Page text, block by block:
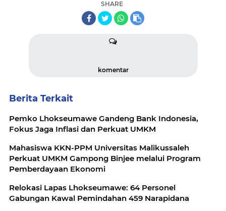
SHARE
komentar
Berita Terkait
Pemko Lhokseumawe Gandeng Bank Indonesia,
Fokus Jaga Inflasi dan Perkuat UMKM
Mahasiswa KKN-PPM Universitas Malikussaleh
Perkuat UMKM Gampong Binjee melalui Program
Pemberdayaan Ekonomi
Relokasi Lapas Lhokseumawe: 64 Personel
Gabungan Kawal Pemindahan 459 Narapidana